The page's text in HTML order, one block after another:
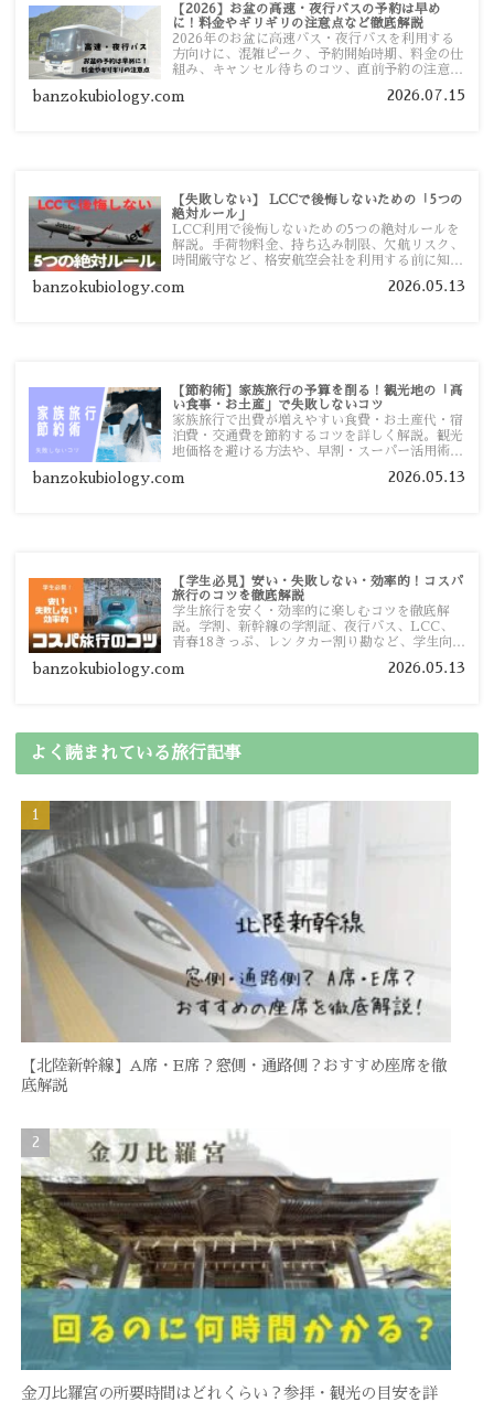
【2026】お盆の高速・夜行バスの予約は早め
に！料金やギリギリの注意点など徹底解説
2026年のお盆に高速バス・夜行バスを利用する
方向けに、混雑ピーク、予約開始時期、料金の仕
組み、キャンセル待ちのコツ、直前予約の注意点
banzokubiology.com 2026.07.15
【失敗しない】 LCCで後悔しないための「5つの
絶対ルール」
LCC利用で後悔しないための5つの絶対ルールを
解説。手荷物料金、持ち込み制限、欠航リスク、
時間厳守など、格安航空会社を利用する前に知っ
す。
banzokubiology.com 2026.05.13
【節約術】家族旅行の予算を削る！観光地の「高
い食事・お土産」で失敗しないコツ
家族旅行で出費が増えやすい食費・お土産代・宿
泊費・交通費を節約するコツを詳しく解説。観光
地価格を避ける方法や、早割・スーパー活用術、
banzokubiology.com 2026.05.13
【学生必見】安い・失敗しない・効率的！コスパ
旅行のコツを徹底解説
学生旅行を安く・効率的に楽しむコツを徹底解
説。学割、新幹線の学割証、夜行バス、LCC、
青春18きっぷ、レンタカー割り勘など、学生向け
banzokubiology.com 2026.05.13
よく読まれている旅行記事
【北陸新幹線】A席・E席？窓側・通路側？おすすめ座席を徹
底解説
金刀比羅宮の所要時間はどれくらい？参拝・観光の目安を詳